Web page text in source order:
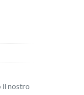
il nostro